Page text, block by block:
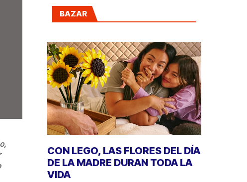
BAZAR
CON LEGO, LAS FLORES DEL DÍA
DE LA MADRE DURAN TODA LA
VIDA